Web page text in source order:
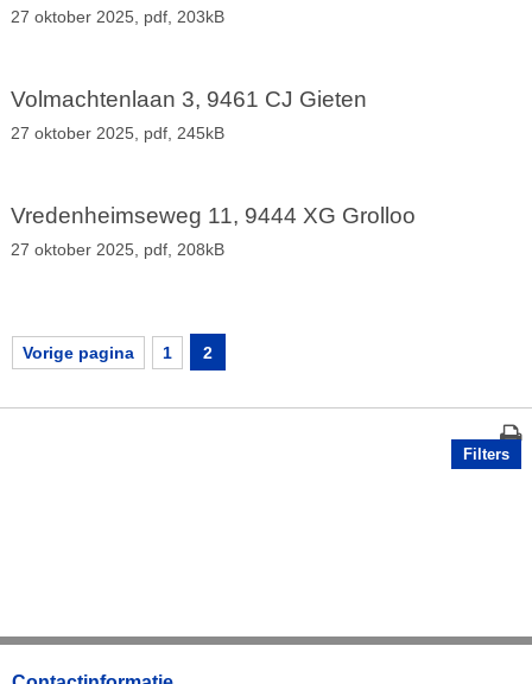
27 oktober 2025, pdf, 203kB
Volmachtenlaan 3, 9461 CJ Gieten
27 oktober 2025, pdf, 245kB
Vredenheimseweg 11, 9444 XG Grolloo
27 oktober 2025, pdf, 208kB
Vorige pagina 1 2
Filters